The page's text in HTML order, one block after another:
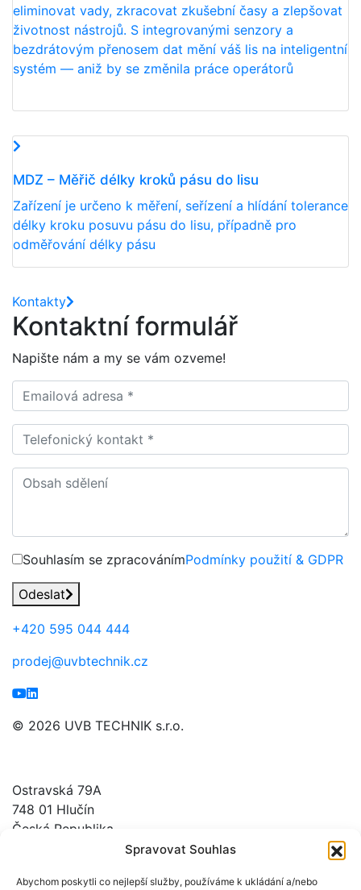
Spravovat Souhlas
Abychom poskytli co nejlepší služby, používáme k ukládání a/nebo
eliminovat vady, zkracovat zkušební časy a zlepšovat
životnost nástrojů. S integrovanými senzory a
bezdrátovým přenosem dat mění váš lis na inteligentní
systém — aniž by se změnila práce operátorů
MDZ – Měřič délky kroků pásu do lisu
Zařízení je určeno k měření, seřízení a hlídání tolerance
délky kroku posuvu pásu do lisu, případně pro
odměřování délky pásu
Kontakty
Kontaktní formulář
Napište nám a my se vám ozveme!
Souhlasím se zpracovánímPodmínky použití & GDPR
Odeslat
+420 595 044 444
prodej@uvbtechnik.cz
© 2026 UVB TECHNIK s.r.o.
Ostravská 79A
748 01 Hlučín
Česká Republika